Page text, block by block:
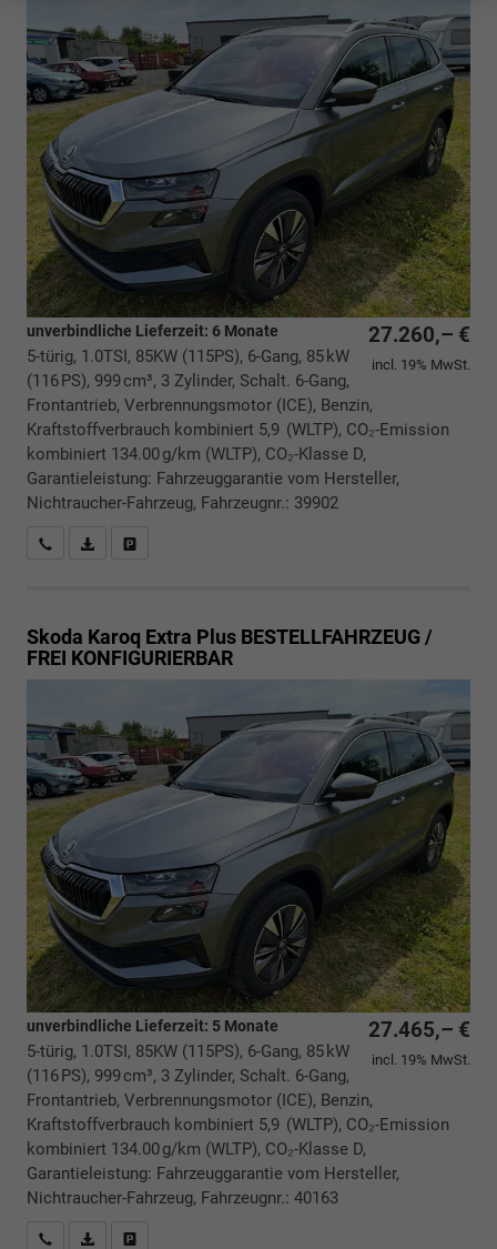
27.260,– €
incl. 19% MwSt.
unverbindliche Lieferzeit: 6 Monate
5-türig, 1.0TSI, 85KW (115PS), 6-Gang, 85 kW
(116 PS), 999 cm³, 3 Zylinder, Schalt. 6-Gang,
Frontantrieb, Verbrennungsmotor (ICE), Benzin,
Kraftstoffverbrauch kombiniert 5,9 (WLTP), CO₂-Emission
kombiniert 134.00 g/km (WLTP), CO₂-Klasse D,
Garantieleistung: Fahrzeuggarantie vom Hersteller,
Nichtraucher-Fahrzeug, Fahrzeugnr.: 39902
Rückrufbitte absenden
PDF-Datei, Fahrzeugexposé drucken
Skoda Karoq Extra Plus BESTELLFAHRZEUG /
FREI KONFIGURIERBAR
27.465,– €
incl. 19% MwSt.
unverbindliche Lieferzeit: 5 Monate
5-türig, 1.0TSI, 85KW (115PS), 6-Gang, 85 kW
(116 PS), 999 cm³, 3 Zylinder, Schalt. 6-Gang,
Frontantrieb, Verbrennungsmotor (ICE), Benzin,
Kraftstoffverbrauch kombiniert 5,9 (WLTP), CO₂-Emission
kombiniert 134.00 g/km (WLTP), CO₂-Klasse D,
Garantieleistung: Fahrzeuggarantie vom Hersteller,
Nichtraucher-Fahrzeug, Fahrzeugnr.: 40163
Rückrufbitte absenden
PDF-Datei, Fahrzeugexposé drucken